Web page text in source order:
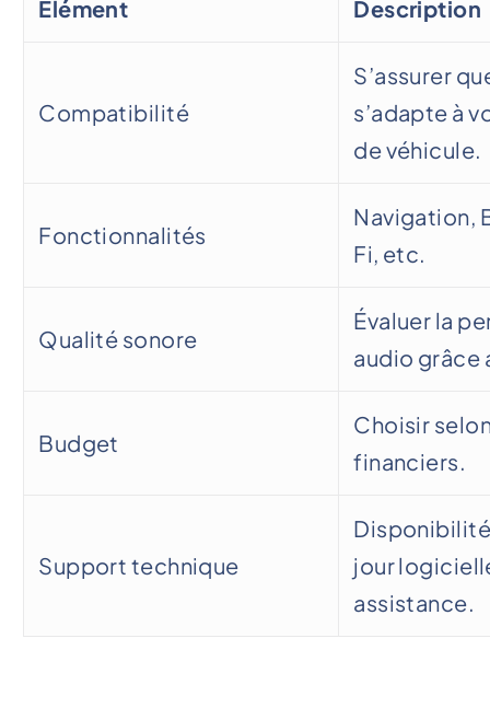
Élément Description
Compatibilité
S’assurer
s’adapte à
de véhicule.
Fonctionnalités
Navigation,
Fi, etc.
Qualité sonore
Évaluer la
audio grâce
Budget
Choisir
financiers.
Support technique
jour
assistance.